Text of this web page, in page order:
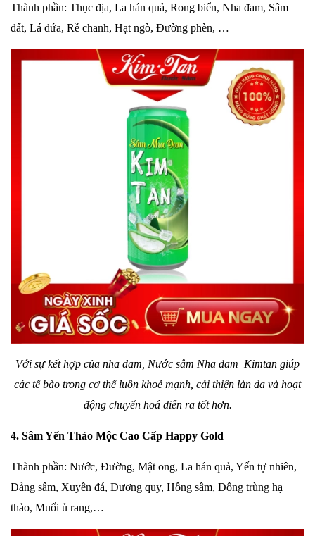
Thành phần: Thục địa, La hán quả, Rong biển, Nha đam, Sâm
đất, Lá dứa, Rễ chanh, Hạt ngò, Đường phèn, …
Với sự kết hợp của nha đam, Nước sâm Nha đam Kimtan giúp
các tế bào trong cơ thể luôn khoẻ mạnh, cải thiện làn da và hoạt
động chuyển hoá diễn ra tốt hơn.
4. Sâm Yến Thảo Mộc Cao Cấp Happy Gold
Thành phần: Nước, Đường, Mật ong, La hán quả, Yến tự nhiên,
Đảng sâm, Xuyên đá, Đương quy, Hồng sâm, Đông trùng hạ
thảo, Muối ủ rang,…